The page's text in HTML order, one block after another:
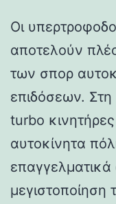
Οι
αποτελούν
των σπορ
επιδόσεων.
turbo
αυτοκίνητα
μεγιστοποίηση